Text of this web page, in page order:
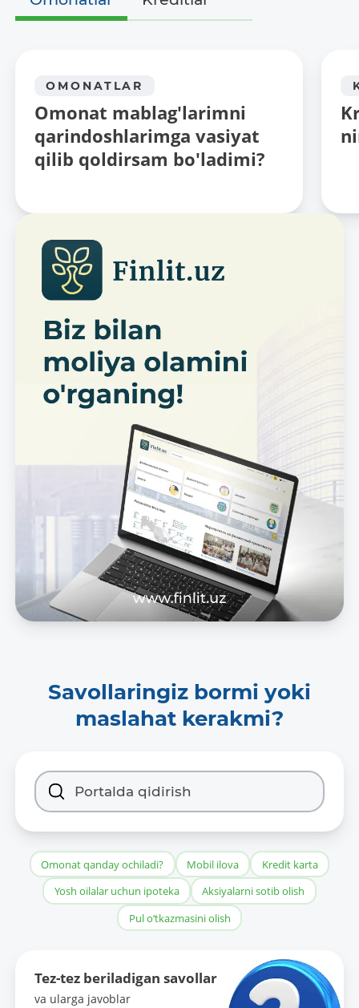
OMONATLAR
Omonat mablag'larimni
qarindoshlarimga vasiyat
qilib qoldirsam bo'ladimi?
Savollaringiz bormi yoki
maslahat kerakmi?
Omonat qanday ochiladi? Mobil ilova
Kredit karta
Yosh oilalar uchun ipoteka
Aksiyalarni sotib olish
Pul o‘tkazmasini olish
Tez-tez beriladigan savollar
va ularga javoblar